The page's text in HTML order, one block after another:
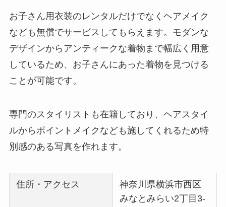
お子さん用衣装のレンタルだけでなくヘアメイク
なども無償でサービスしてもらえます。モダンな
デザインからアンティークな着物まで幅広く用意
しているため、お子さんにあった着物を見つける
ことが可能です。
専門のスタイリストも在籍しており、ヘアスタイ
ルからポイントメイクなども施してくれるため特
別感のある写真を作れます。
住所・アクセス
神奈川県横浜市西区
みなとみらい2丁目3-